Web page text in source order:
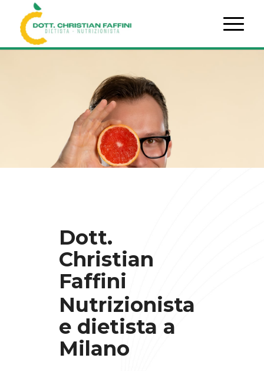
Dott.
Christian
Faffini
Nutrizionista
e dietista a
Milano